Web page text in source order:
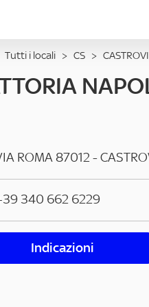
Tutti i locali > CS >
ROMA87012-
340 662 6229
Indicazioni